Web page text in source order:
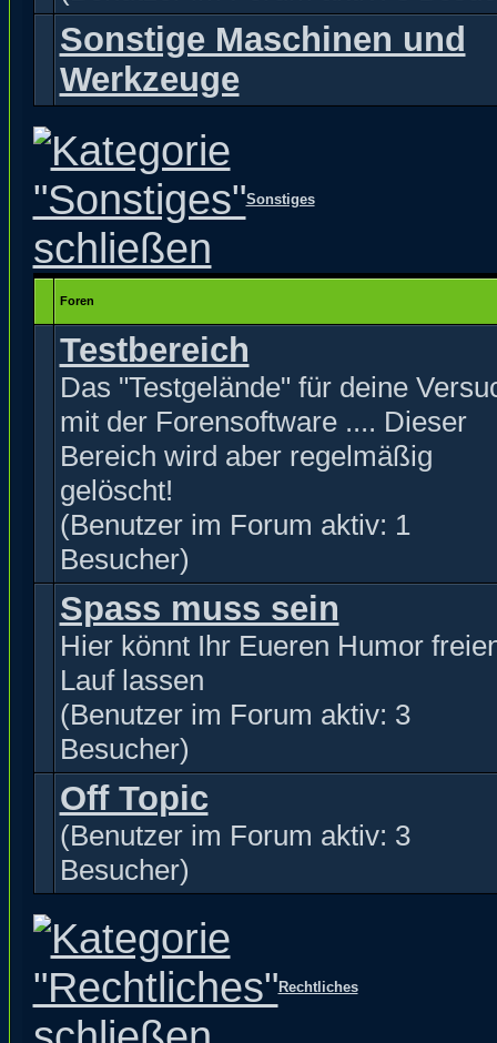
Sonstige Maschinen und
Werkzeuge
Sonstiges
Foren
Testbereich
Das "Testgelände" für deine
mit der Forensoftware .... Dieser
Bereich wird aber regelmäßig
gelöscht!
(Benutzer im Forum aktiv: 1
Besucher)
Spass muss sein
Hier könnt Ihr Eueren Humor
Lauf lassen
(Benutzer im Forum aktiv: 3
Besucher)
Off Topic
(Benutzer im Forum aktiv: 3
Besucher)
Rechtliches